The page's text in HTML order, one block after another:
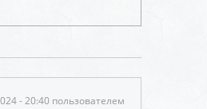
- 20:40 пользователем